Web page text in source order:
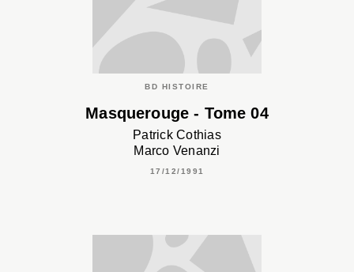
BD HISTOIRE
Masquerouge - Tome 04
Patrick Cothias
Marco Venanzi
17/12/1991